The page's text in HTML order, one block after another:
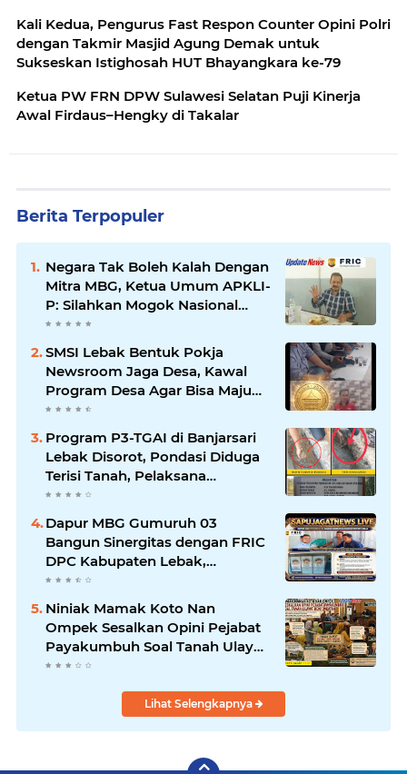
Kali Kedua, Pengurus Fast Respon Counter Opini Polri
dengan Takmir Masjid Agung Demak untuk
Sukseskan Istighosah HUT Bhayangkara ke-79
Ketua PW FRN DPW Sulawesi Selatan Puji Kinerja
Awal Firdaus–Hengky di Takalar
Berita Terpopuler
Negara Tak Boleh Kalah Dengan
Mitra MBG, Ketua Umum APKLI-
P: Silahkan Mogok Nasional
Ganti Kantin Sekolah
SMSI Lebak Bentuk Pokja
Newsroom Jaga Desa, Kawal
Program Desa Agar Bisa Maju
dan Mandiri
Program P3-TGAI di Banjarsari
Lebak Disorot, Pondasi Diduga
Terisi Tanah, Pelaksana
Terancam Sanksi Berat Hingga
Dapur MBG Gumuruh 03
Bangun Sinergitas dengan FRIC
DPC Kabupaten Lebak,
Komitmen Jalankan SOP BGN
Pusat
Niniak Mamak Koto Nan
Ompek Sesalkan Opini Pejabat
Payakumbuh Soal Tanah Ulayat
Demi Jabatan
Lihat Selengkapnya